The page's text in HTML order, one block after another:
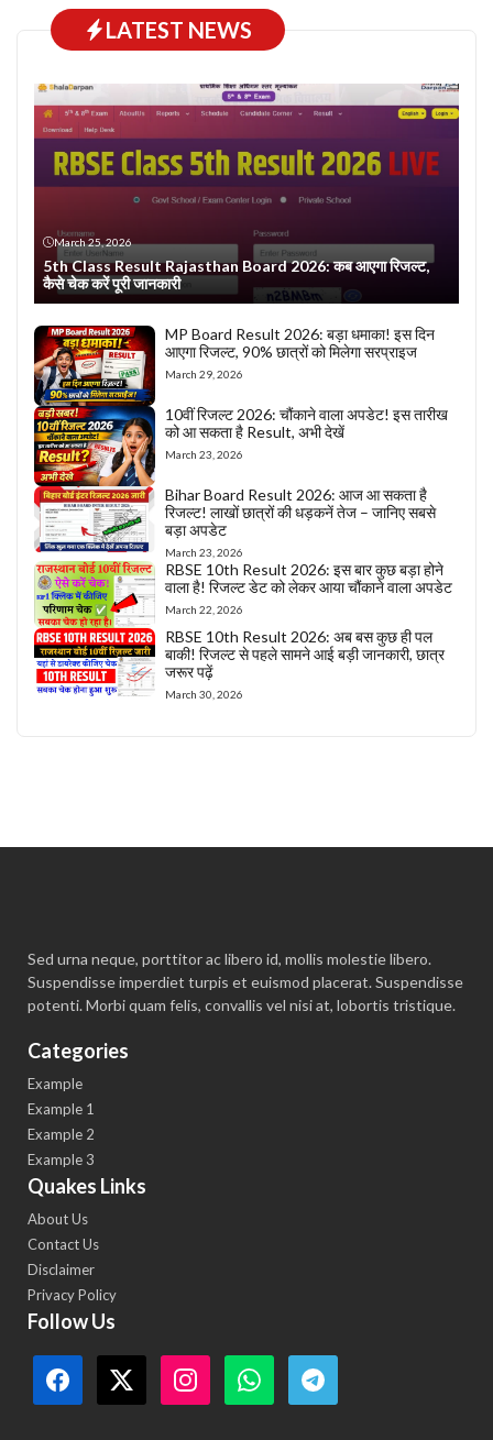
LATEST NEWS
March 25, 2026
5th Class Result Rajasthan Board 2026: कब आएगा रिजल्ट,
कैसे चेक करें पूरी जानकारी
MP Board Result 2026: बड़ा धमाका! इस दिन
आएगा रिजल्ट, 90% छात्रों को मिलेगा सरप्राइज
March 29, 2026
10वीं रिजल्ट 2026: चौंकाने वाला अपडेट! इस तारीख
को आ सकता है Result, अभी देखें
March 23, 2026
Bihar Board Result 2026: आज आ सकता है
रिजल्ट! लाखों छात्रों की धड़कनें तेज – जानिए सबसे
बड़ा अपडेट
March 23, 2026
RBSE 10th Result 2026: इस बार कुछ बड़ा होने
वाला है! रिजल्ट डेट को लेकर आया चौंकाने वाला अपडेट
March 22, 2026
RBSE 10th Result 2026: अब बस कुछ ही पल
बाकी! रिजल्ट से पहले सामने आई बड़ी जानकारी, छात्र
जरूर पढ़ें
March 30, 2026
Sed urna neque, porttitor ac libero id, mollis molestie libero.
Suspendisse imperdiet turpis et euismod placerat. Suspendisse
potenti. Morbi quam felis, convallis vel nisi at, lobortis tristique.
Categories
Example
Example 1
Example 2
Example 3
Quakes Links
About Us
Contact Us
Disclaimer
Privacy Policy
Follow Us